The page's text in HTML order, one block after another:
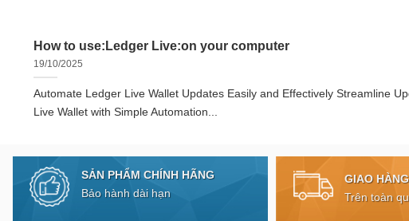
How to use:Ledger Live:on your computer
19/10/2025
Automate Ledger Live Wallet Updates Easily and Effectively Streamline
Live Wallet with Simple Automation...
SẢN PHẨM CHÍNH HÃNG
Bảo hành dài hạn
GIAO
Trên toàn